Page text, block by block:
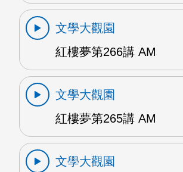
文學大觀園
紅樓夢第266講 AM
文學大觀園
紅樓夢第265講 AM
文學大觀園